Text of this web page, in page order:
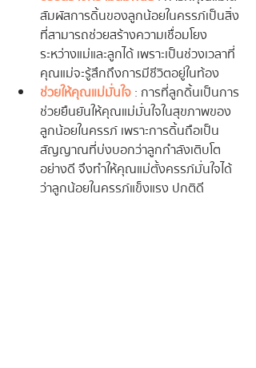
สัมผัสการดิ้นของลูกน้อยในครรภ์เป็นสิ่ง
ที่สามารถช่วยสร้างความเชื่อมโยง
ระหว่างแม่และลูกได้ เพราะเป็นช่วงเวลาที่
คุณแม่จะรู้สึกถึงการมีชีวิตอยู่ในท้อง
ช่วยให้คุณแม่มั่นใจ : การที่ลูกดิ้นเป็นการ
ช่วยยืนยันให้คุณแม่มั่นใจในสุขภาพของ
ลูกน้อยในครรภ์ เพราะการดิ้นถือเป็น
สัญญาณที่บ่งบอกว่าลูกกำลังเติบโต
อย่างดี จึงทำให้คุณแม่ตั้งครรภ์มั่นใจได้
ว่าลูกน้อยในครรภ์แข็งแรง ปกติดี